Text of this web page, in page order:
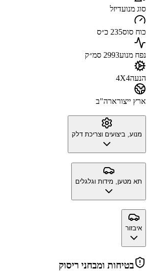
סוג מנועדיזל
כוח סוס235 כ״ס
נפח מנוע2993 סמ״ק
הנעה4X4
ארץ ייצורארה"ב
מנוע, ביצועים וצריכת דלק
תא מטען, מידות וגלגלים
איבזור
בטיחות ומבחני ריסוק